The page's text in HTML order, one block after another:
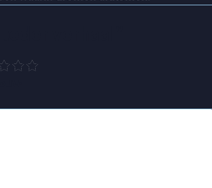
leven Mamargade en zijn zoon